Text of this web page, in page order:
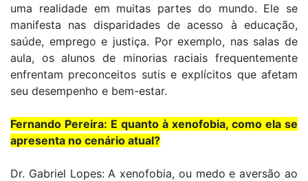
uma realidade em muitas partes do mundo. Ele se
manifesta nas disparidades de acesso à educação,
saúde, emprego e justiça. Por exemplo, nas salas de
aula, os alunos de minorias raciais frequentemente
enfrentam preconceitos sutis e explícitos que afetam
seu desempenho e bem-estar.
Fernando Pereira: E quanto à xenofobia, como ela se
apresenta no cenário atual?
Dr. Gabriel Lopes: A xenofobia, ou medo e aversão ao